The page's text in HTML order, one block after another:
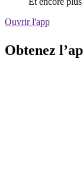
Ouvrir l'app
Obtenez